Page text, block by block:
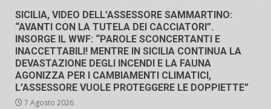
SICILIA, VIDEO DELL’ASSESSORE SAMMARTINO:
“AVANTI CON LA TUTELA DEI CACCIATORI”.
INSORGE IL WWF: “PAROLE SCONCERTANTI E
INACCETTABILI! MENTRE IN SICILIA CONTINUA LA
DEVASTAZIONE DEGLI INCENDI E LA FAUNA
AGONIZZA PER I CAMBIAMENTI CLIMATICI,
L’ASSESSORE VUOLE PROTEGGERE LE DOPPIETTE”
7 Agosto 2026